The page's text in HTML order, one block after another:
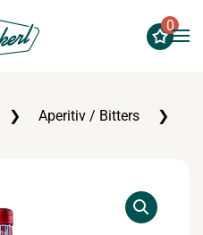
0
Aperitiv / Bitters